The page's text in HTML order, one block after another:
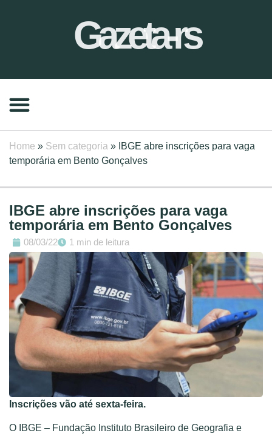
Gazeta-rs
Home » Sem categoria » IBGE abre inscrições para vaga
temporária em Bento Gonçalves
IBGE abre inscrições para vaga
temporária em Bento Gonçalves
08/03/22 1 min de leitura
Inscrições vão até sexta-feira.
O IBGE – Fundação Instituto Brasileiro de Geografia e